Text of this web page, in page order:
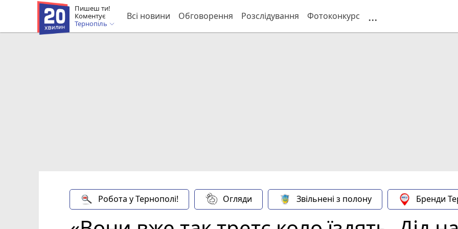
Пишеш ти!
Коментує
Тернопіль
Всі новини Обговорення Розслідування Фотоконкурс ...
Робота у Тернополі! Огляди Звільнені з полону Бренди